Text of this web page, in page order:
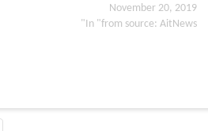
November 20, 2019
In "from source: AitNews"